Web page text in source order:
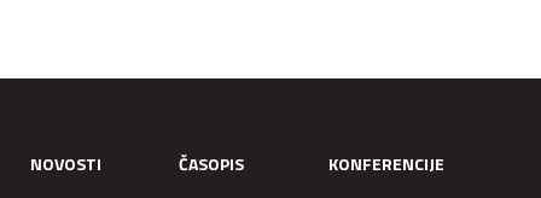
NOVOSTI ČASOPIS
KONFERENCIJE